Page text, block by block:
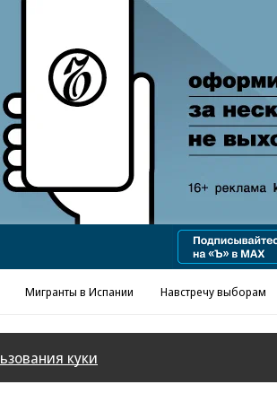
в «Ъ» www.kommersant.ru/ad
Мигранты в Испании Навстречу выборам
куки